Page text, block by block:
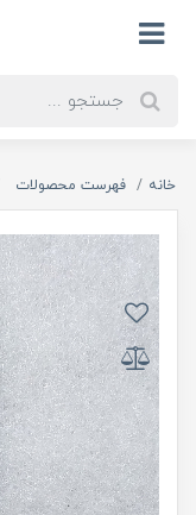
خانه فهرست محصولات